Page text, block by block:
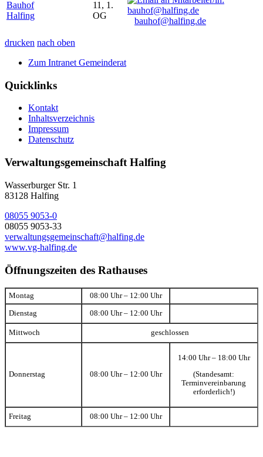
Bauhof
Halfing
11, 1.
OG
bauhof@halfing.de
drucken nach oben
Zum Intranet Gemeinderat
Quicklinks
Kontakt
Inhaltsverzeichnis
Impressum
Datenschutz
Verwaltungsgemeinschaft Halfing
Wasserburger Str. 1
83128 Halfing
08055 9053-0
08055 9053-33
verwaltungsgemeinschaft@halfing.de
www.vg-halfing.de
Öffnungszeiten des Rathauses
Montag 08:00 Uhr – 12:00 Uhr
Dienstag 08:00 Uhr – 12:00 Uhr
Mittwoch geschlossen
Donnerstag 08:00 Uhr – 12:00 Uhr
14:00 Uhr – 18:00 Uhr
(Standesamt:
Terminvereinbarung
erforderlich!)
Freitag 08:00 Uhr – 12:00 Uhr